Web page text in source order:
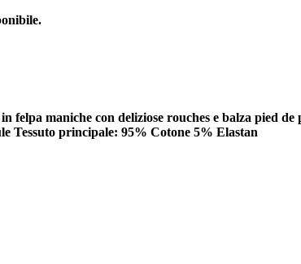
felpa maniche con deliziose rouches e balza pied
Tessuto principale: 95% Cotone 5% Elastan